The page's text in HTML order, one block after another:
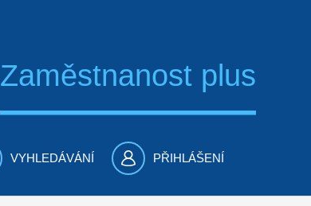
Zaměstnanost plus
VYHLEDÁVÁNÍ PŘIHLÁŠENÍ